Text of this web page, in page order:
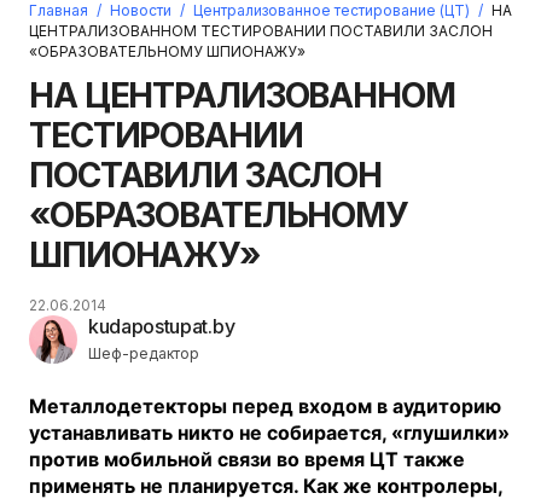
Войти
Прислать пароль
Главная / Новости / Централизованное тестирование (ЦТ) / НА
ЦЕНТРАЛИЗОВАННОМ ТЕСТИРОВАНИИ ПОСТАВИЛИ ЗАСЛОН
«ОБРАЗОВАТЕЛЬНОМУ ШПИОНАЖУ»
НА ЦЕНТРАЛИЗОВАННОМ
ТЕСТИРОВАНИИ
ПОСТАВИЛИ ЗАСЛОН
«ОБРАЗОВАТЕЛЬНОМУ
ШПИОНАЖУ»
kudapostupat.by
Шеф-редактор
22.06.2014
Металлодетекторы перед входом в аудиторию
устанавливать никто не собирается, «глушилки»
против мобильной связи во время ЦТ также
применять не планируется. Как же контролеры,